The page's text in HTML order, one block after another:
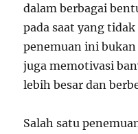
dalam berbagai
pada saat yang
penemuan ini
juga memotivasi
lebih besar dan
Salah satu